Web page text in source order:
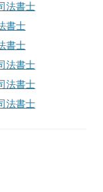
法書士
書士
書士
法書士
法書士
法書士